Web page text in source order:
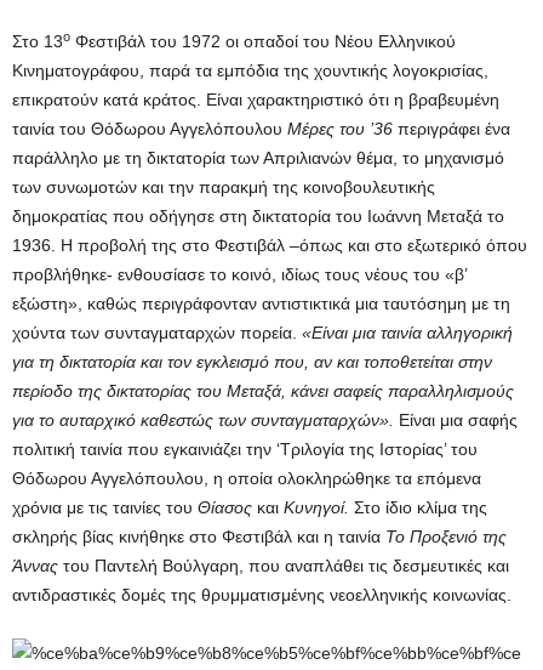
Στο 13ο Φεστιβάλ του 1972 οι οπαδοί του Νέου Ελληνικού
Κινηματογράφου, παρά τα εμπόδια της χουντικής λογοκρισίας,
επικρατούν κατά κράτος. Είναι χαρακτηριστικό ότι η βραβευμένη
ταινία του Θόδωρου Αγγελόπουλου Μέρες του ’36 περιγράφει ένα
παράλληλο με τη δικτατορία των Απριλιανών θέμα, το μηχανισμό
των συνωμοτών και την παρακμή της κοινοβουλευτικής
δημοκρατίας που οδήγησε στη δικτατορία του Ιωάννη Μεταξά το
1936. Η προβολή της στο Φεστιβάλ –όπως και στο εξωτερικό όπου
προβλήθηκε- ενθουσίασε το κοινό, ιδίως τους νέους του «β’
εξώστη», καθώς περιγράφονταν αντιστικτικά μια ταυτόσημη με τη
χούντα των συνταγματαρχών πορεία. «Είναι μια ταινία αλληγορική
για τη δικτατορία και τον εγκλεισμό που, αν και τοποθετείται στην
περίοδο της δικτατορίας του Μεταξά, κάνει σαφείς παραλληλισμούς
για το αυταρχικό καθεστώς των συνταγματαρχών». Είναι μια σαφής
πολιτική ταινία που εγκαινιάζει την ‘Τριλογία της Ιστορίας’ του
Θόδωρου Αγγελόπουλου, η οποία ολοκληρώθηκε τα επόμενα
χρόνια με τις ταινίες του Θίασος και Κυνηγοί. Στο ίδιο κλίμα της
σκληρής βίας κινήθηκε στο Φεστιβάλ και η ταινία Το Προξενιό της
Άννας του Παντελή Βούλγαρη, που αναπλάθει τις δεσμευτικές και
αντιδραστικές δομές της θρυμματισμένης νεοελληνικής κοινωνίας.